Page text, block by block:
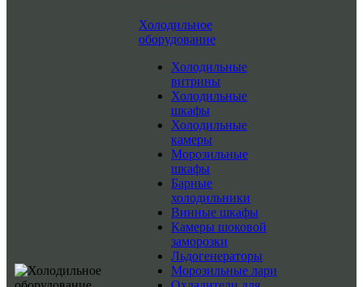
Холодильное
оборудование
Холодильные
витрины
Холодильные
шкафы
Холодильные
камеры
Морозильные
шкафы
Барные
холодильники
Винные шкафы
Камеры шоковой
заморозки
Льдогенераторы
Морозильные лари